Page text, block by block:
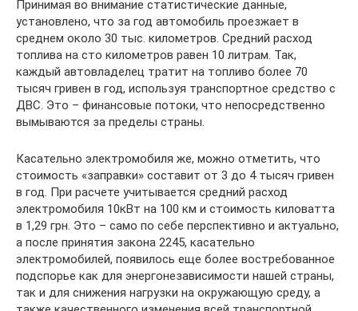
Принимая во внимание статистические данные,
установлено, что за год автомобиль проезжает в
среднем около 30 тыс. километров. Средний расход
топлива на сто километров равен 10 литрам. Так,
каждый автовладелец тратит на топливо более 70
тысяч гривен в год, используя транспортное средство с
ДВС. Это – финансовые потоки, что непосредственно
вымываются за пределы страны.
Касательно электромобиля же, можно отметить, что
стоимость «заправки» составит от 3 до 4 тысяч гривен
в год. При расчете учитывается средний расход
электромобиля 10кВт на 100 км и стоимость киловатта
в 1,29 грн. Это – само по себе перспективно и актуально,
а после принятия закона 2245, касательно
электромобилей, появилось еще более востребованное
подспорье как для энергонезависимости нашей страны,
так и для снижения нагрузки на окружающую среду, а